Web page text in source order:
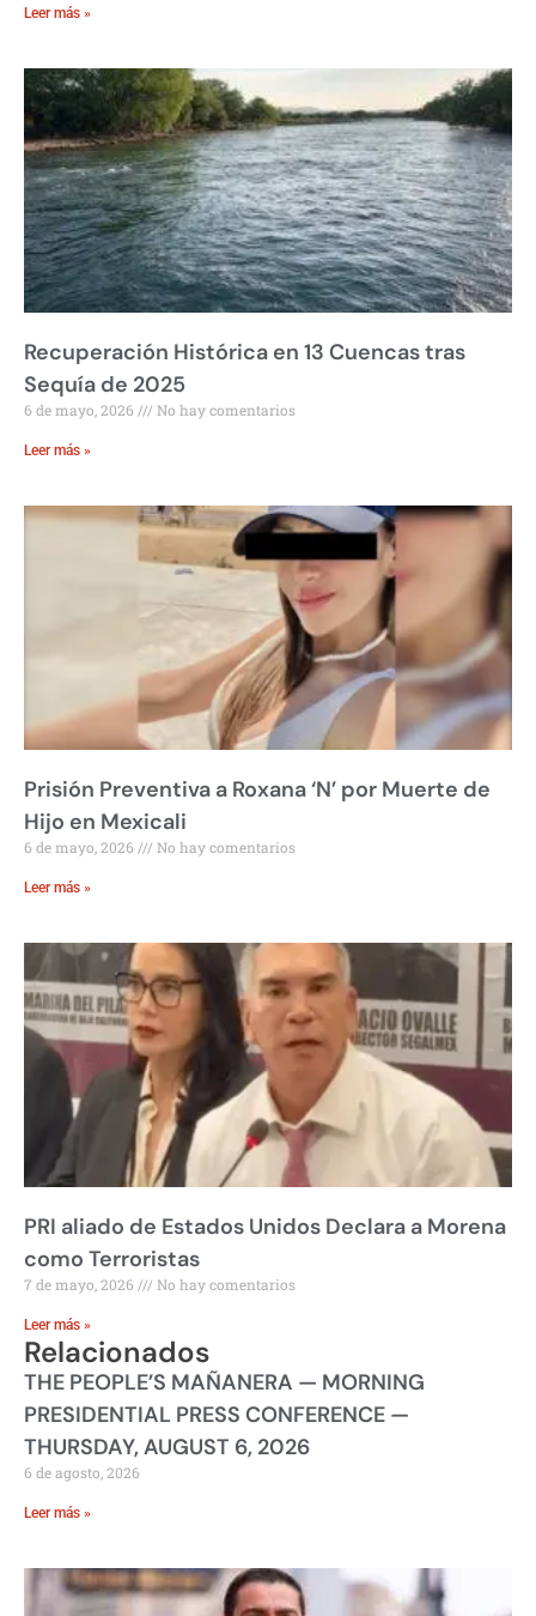
Leer más »
Recuperación Histórica en 13 Cuencas tras
Sequía de 2025
6 de mayo, 2026 No hay comentarios
Leer más »
Prisión Preventiva a Roxana ‘N’ por Muerte de
Hijo en Mexicali
6 de mayo, 2026 No hay comentarios
Leer más »
PRI aliado de Estados Unidos Declara a Morena
como Terroristas
7 de mayo, 2026 No hay comentarios
Leer más »
Relacionados
THE PEOPLE’S MAÑANERA — MORNING
PRESIDENTIAL PRESS CONFERENCE —
THURSDAY, AUGUST 6, 2026
6 de agosto, 2026
Leer más »